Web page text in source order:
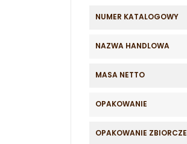
NUMER KATALOGOWY
NAZWA HANDLOWA
MASA NETTO
OPAKOWANIE
OPAKOWANIE ZBIORCZE